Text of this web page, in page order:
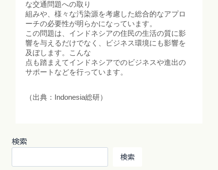
な交通問題への取り
組みや、様々な汚染源を考慮した総合的なアプロ
ーチの必要性が明らかになっています。
この問題は、インドネシアの住民の生活の質に影
響を与えるだけでなく、ビジネス環境にも影響を
及ぼします。こんな
点も踏まえてインドネシアでのビジネスや進出の
サポートなどを行っています。
（出典：Indonesia総研）
検索
検索